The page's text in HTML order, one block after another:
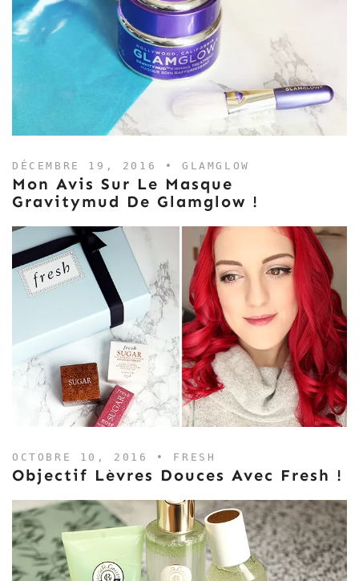
DÉCEMBRE 19, 2016 •GLAMGLOW
Mon Avis Sur Le Masque
Gravitymud De Glamglow !
OCTOBRE 10, 2016 • FRESH
Objectif Lèvres Douces Avec Fresh !